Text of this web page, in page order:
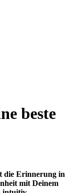
beste
die Erinnerung in
mit Deinem